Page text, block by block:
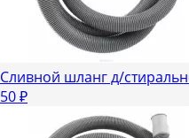
Сливной шланг д/
50₽